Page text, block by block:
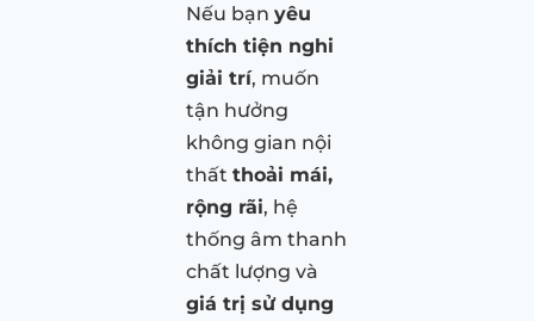
Nếu bạn yêu
thích tiện nghi
giải trí, muốn
tận hưởng
không gian nội
thất thoải mái,
rộng rãi, hệ
thống âm thanh
chất lượng và
giá trị sử dụng